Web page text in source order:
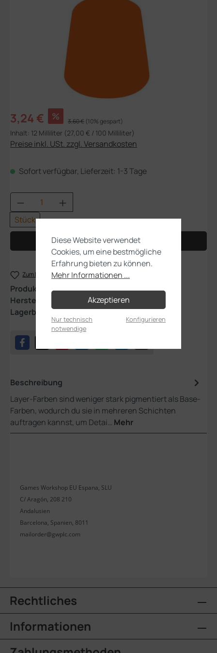
Verkaufspreis:
3,24 € % Regulärer Preis:
3,60 € (10% gespart)
Inhalt: 12 Milliliter (27,00 € / 100 Milliliter)
Preise inkl. USt. zzgl. Versandkosten
Sofort verfügbar, Lieferzeit: 1-3 Tage
Produkt Anzahl: Gib den gewünschten
Stück
In den Warenkorb
Zum Merkzettel hinzufügen
Produktnummer:22-03
Hersteller:
Games Workshop
Lagerbestand:1
Beschreibung
Layer-Farben sind weniger stark pigmentiert als Base-
Farben, wodurch du sie in mehreren Schichten
auftragen kannst, um Detai… Mehr
Games Workshop EU Espana, SLU
C/ Aragón, 208 210
Andalusien
Barcelona, Spanien, 8011
mailorder@gwplc.com
Rechtliches
Informationen
Diese Website verwendet
Cookies, um eine bestmögliche
Erfahrung bieten zu können.
Mehr Informationen ...
Akzeptieren
Nur technisch
notwendige
Konfigurieren